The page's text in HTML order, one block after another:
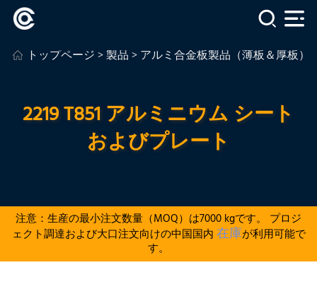
トップページ>製品>アルミ合金板製品（薄板＆厚板）
2219 T851 アルミニウム シート
およびプレート
注意：生産の最小注文数量（MOQ）は7000 kgです。 プロジ
ェクト調達および大口注文向けの中国国内 在庫が利用可能で
す。